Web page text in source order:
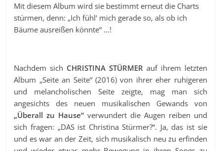
Mit diesem Album wird sie bestimmt erneut die Charts
stürmen, denn: „Ich fühl‘ mich gerade so, als ob ich
Bäume ausreißen könnte“ …!
Nachdem sich CHRISTINA STÜRMER auf ihrem letzten
Album „Seite an Seite“ (2016) von ihrer eher ruhigeren
und melancholischen Seite zeigte, mag man sich
angesichts des neuen musikalischen Gewands von
„Überall zu Hause“ verwundert die Augen reiben und
sich fragen: „DAS ist Christina Stürmer?“. Ja, das ist sie
und es war an der Zeit, sich musikalisch neu zu erfinden